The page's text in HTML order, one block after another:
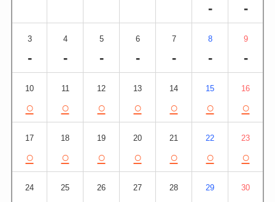
- -
3
-
4
-
5
-
6
-
7
-
8
-
9
-
10
○
11
○
12
○
13
○
14
○
15
○
16
○
17
○
18
○
19
○
20
○
21
○
22
○
23
○
24 25 26 27 28 29 30